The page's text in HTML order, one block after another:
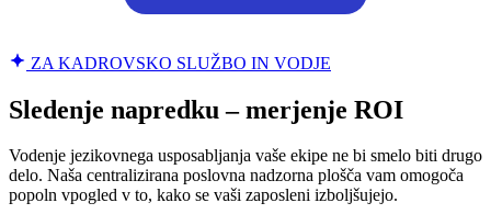
ZA KADROVSKO SLUŽBO IN VODJE
Sledenje napredku – merjenje ROI
Vodenje jezikovnega usposabljanja vaše ekipe ne bi smelo biti drugo
delo. Naša centralizirana poslovna nadzorna plošča vam omogoča
popoln vpogled v to, kako se vaši zaposleni izboljšujejo.